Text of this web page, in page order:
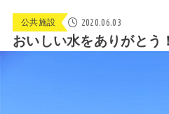
公共施設 2020.06.03
おいしい水をありがとう